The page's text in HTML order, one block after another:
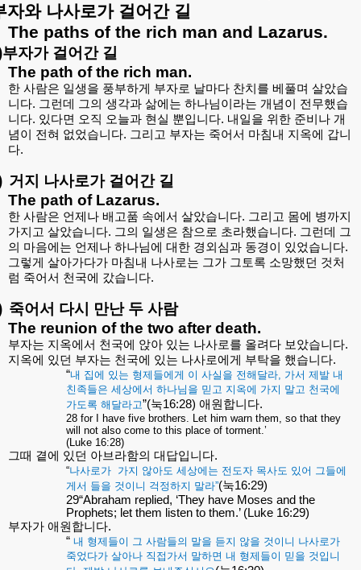
자와 나사로가 걸어간 길
The paths of the rich man and Lazarus.
부자가 걸어간 길
The path of the rich man.
한 사람은 일생을 풍부하게 부자로 날마다 찬치를 베풀며 살았습
니다. 그런데 그의 생각과 삶에는 하나님이라는 개념이
전무했습
니다. 있다면 오직 오늘과 현실 뿐입니다. 내일을 위한 준비나 개
념이
전혀 없었습니다. 그리고 부자는 죽어서 마침내 지옥에
갑니
다.
거지 나사로가 걸어간 길
The path of Lazarus.
한 사람은 언제나 배고품 속에서 살았습니다. 그리고 몸에
병까지
가지고 살았습니다. 그의 일생은 참으로 초라했습니다. 그런데
그
의 마음에는 언제나 하나님에 대한 경외심과 동경이 있었습니다.
그렇게 살아가다가 마침내 나사로는 그가 그토록 소망했던 것처
럼 죽어서 천국에 갔습니다.
죽어서 다시 만난 두 사람
The reunion of the two after death.
부자는 지옥에서 천국에 앉아 있는 나사로를 올려다 보았습니다.
지옥에
있던 부자는 천국에 있는 나사로에게 부탁을 했습니다.
“내 집에 있는 형제들에게 이 사실을 전해달라 가서 제발 내
친족들은 세상에서 하나님을 믿고 지옥에 가지 말고 천국에
가도록 해달라고”(눅16:28) 애원합니다.
28 for I have five brothers. Let him warn them, so that they
will not also come to this place of torment.’
(Luke 16:28)
그때 곁에 있던 아브라함의 대답입니다.
“나사로가 가지 않아도 세상에는 전도자 목사도 있어 그들에
게서 들을 것이니 걱정하지 말라”(눅16:29)
29“Abraham replied, ‘They have Moses and the
Prophets; let them listen to them.’ (Luke 16:29)
부자가 애원합니다.
“ 내 형제들이 그 사람들의 말을 듣지 않을 것이니 나사로가
죽었다가 살아나 직접가서 말하면 내 형제들이 믿을 것입니